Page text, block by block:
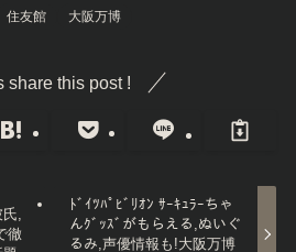
住友館 大阪万博
share this post !
,
徹
ﾄﾞｲﾂﾊﾟﾋﾞﾘｵﾝ ｻｰｷｭﾗｰちゃ
んｸﾞｯｽﾞがもらえる,ぬいぐ
るみ,声優情報も!大阪万博